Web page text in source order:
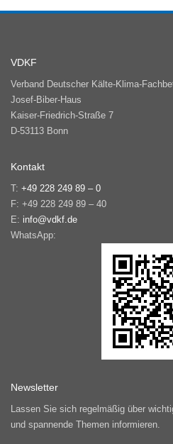
VDKF
Verband Deutscher Kälte-Klima-
Josef-Biber-Haus
Kaiser-Friedrich-Straße 7
D-53113 Bonn
Kontakt
T: +49 228 249 89 – 0
F: +49 228 249 89 – 40
E: info@vdkf.de
WhatsApp:
Newsletter
Lassen Sie sich regelmäßig über
und spannende Themen informieren.